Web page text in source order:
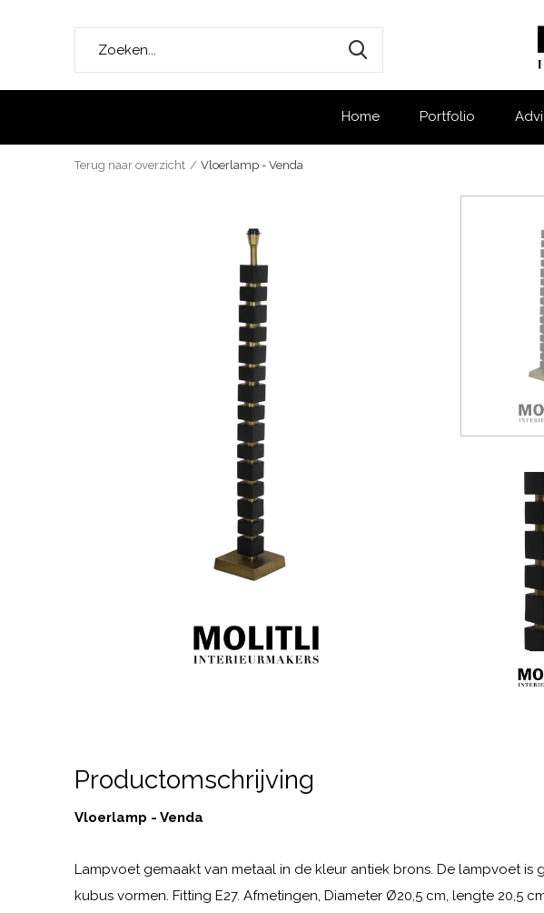
Home Portfolio
Terug naar overzicht Vloerlamp - Venda
Productomschrijving
Vloerlamp - Venda
Lampvoet gemaakt van metaal in de kleur antiek brons. De lampvoet is
kubus vormen. Fitting E27. Afmetingen, Diameter Ø20,5 cm, lengte 20,5